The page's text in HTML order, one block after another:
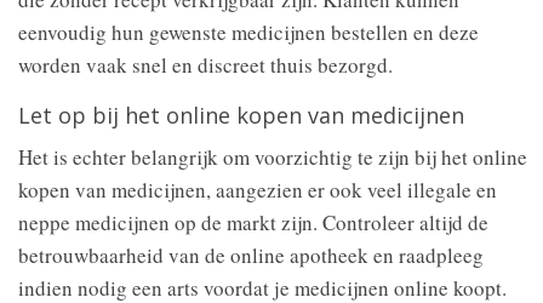
eenvoudig hun gewenste medicijnen bestellen en deze
worden vaak snel en discreet thuis bezorgd.
Let op bij het online kopen van medicijnen
Het is echter belangrijk om voorzichtig te zijn bij het online
kopen van medicijnen, aangezien er ook veel illegale en
neppe medicijnen op de markt zijn. Controleer altijd de
betrouwbaarheid van de online apotheek en raadpleeg
indien nodig een arts voordat je medicijnen online koopt.